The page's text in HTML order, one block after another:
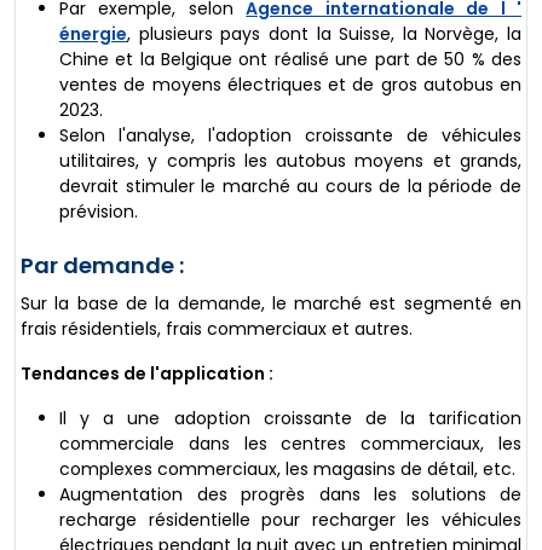
Par exemple, selonAgence internationale de l '
énergie, plusieurs pays dont la Suisse, la Norvège, la
Chine et la Belgique ont réalisé une part de 50 % des
ventes de moyens électriques et de gros autobus en
2023.
Selon l'analyse, l'adoption croissante de véhicules
utilitaires, y compris les autobus moyens et grands,
devrait stimuler le marché au cours de la période de
prévision.
Par demande :
Sur la base de la demande, le marché est segmenté en
frais résidentiels, frais commerciaux et autres.
Tendances de l'application :
Il y a une adoption croissante de la tarification
commerciale dans les centres commerciaux, les
complexes commerciaux, les magasins de détail, etc.
Augmentation des progrès dans les solutions de
recharge résidentielle pour recharger les véhicules
électriques pendant la nuit avec un entretien minimal